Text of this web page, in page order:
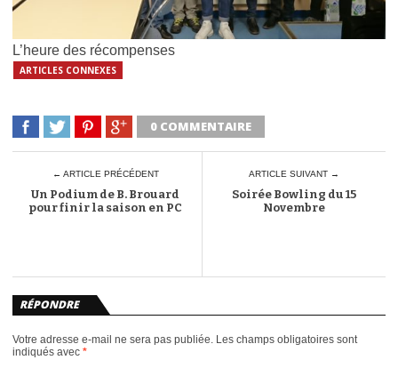
L’heure des récompenses
ARTICLES CONNEXES
0 COMMENTAIRE
← ARTICLE PRÉCÉDENT
Un Podium de B. Brouard
pour finir la saison en PC
ARTICLE SUIVANT →
Soirée Bowling du 15
Novembre
RÉPONDRE
Votre adresse e-mail ne sera pas publiée. Les champs obligatoires sont
indiqués avec *